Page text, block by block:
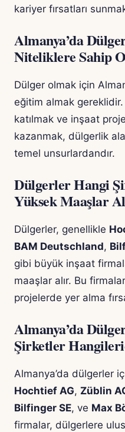
kariyer fırsatları
Almanya’da
Niteliklere Sahip
Dülger olmak için
eğitim almak gereklidir.
katılmak ve inşaat
kazanmak, dülgerlik
temel unsurlardandır.
Dülgerler Hangi
Yüksek Maaşlar
Dülgerler, genellikle
BAM Deutschland,
gibi büyük inşaat
maaşlar alır. Bu
projelerde yer alma
Almanya’da
Şirketler
Almanya’da dülgerler
Hochtief AG, Züblin
Bilfinger SE, ve Max
firmalar, dülgerlere